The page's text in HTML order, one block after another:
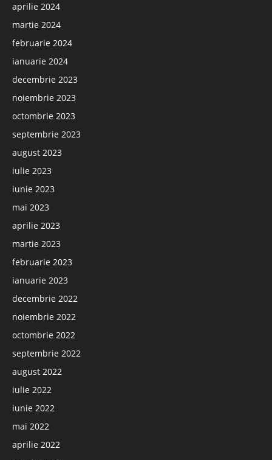
aprilie 2024
martie 2024
februarie 2024
ianuarie 2024
decembrie 2023
noiembrie 2023
octombrie 2023
septembrie 2023
august 2023
iulie 2023
iunie 2023
mai 2023
aprilie 2023
martie 2023
februarie 2023
ianuarie 2023
decembrie 2022
noiembrie 2022
octombrie 2022
septembrie 2022
august 2022
iulie 2022
iunie 2022
mai 2022
aprilie 2022